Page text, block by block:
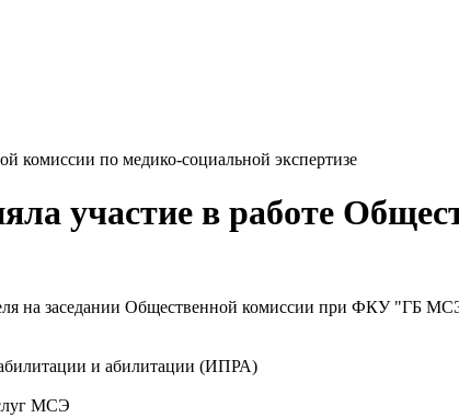
комиссии по медико-социальной экспертизе
участие в работе
на заседании Общественной комиссии при ФКУ "ГБ
и абилитации (ИПРА)
МСЭ